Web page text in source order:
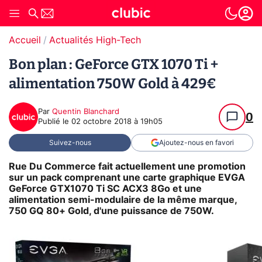
Accueil Actualités High-Tech
Bon plan : GeForce GTX 1070 Ti +
alimentation 750W Gold à 429€
Par Quentin Blanchard
Publié le 02 octobre 2018 à 19h05 0
Suivez-nous Ajoutez-nous en favori
Rue Du Commerce fait actuellement une promotion
sur un pack comprenant une carte graphique EVGA
GeForce GTX1070 Ti SC ACX3 8Go et une
alimentation semi-modulaire de la même marque,
750 GQ 80+ Gold, d'une puissance de 750W.